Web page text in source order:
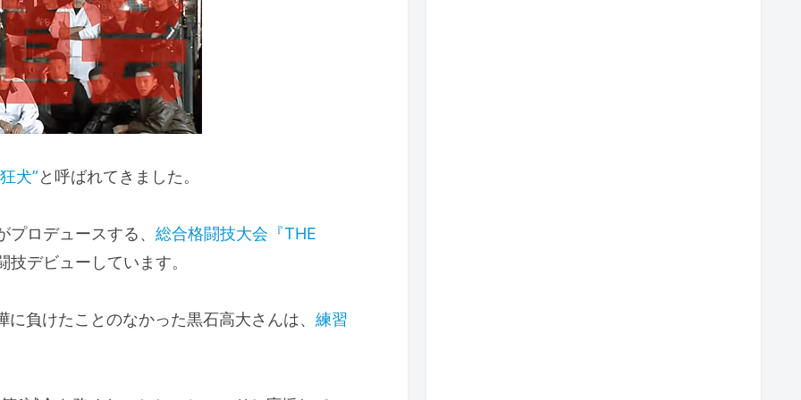
犬”と呼ばれてきました。
ロデュースする、 総合格闘技大会『THE
デビューしています。
負けたことのなかった黒石高大さんは、 練習